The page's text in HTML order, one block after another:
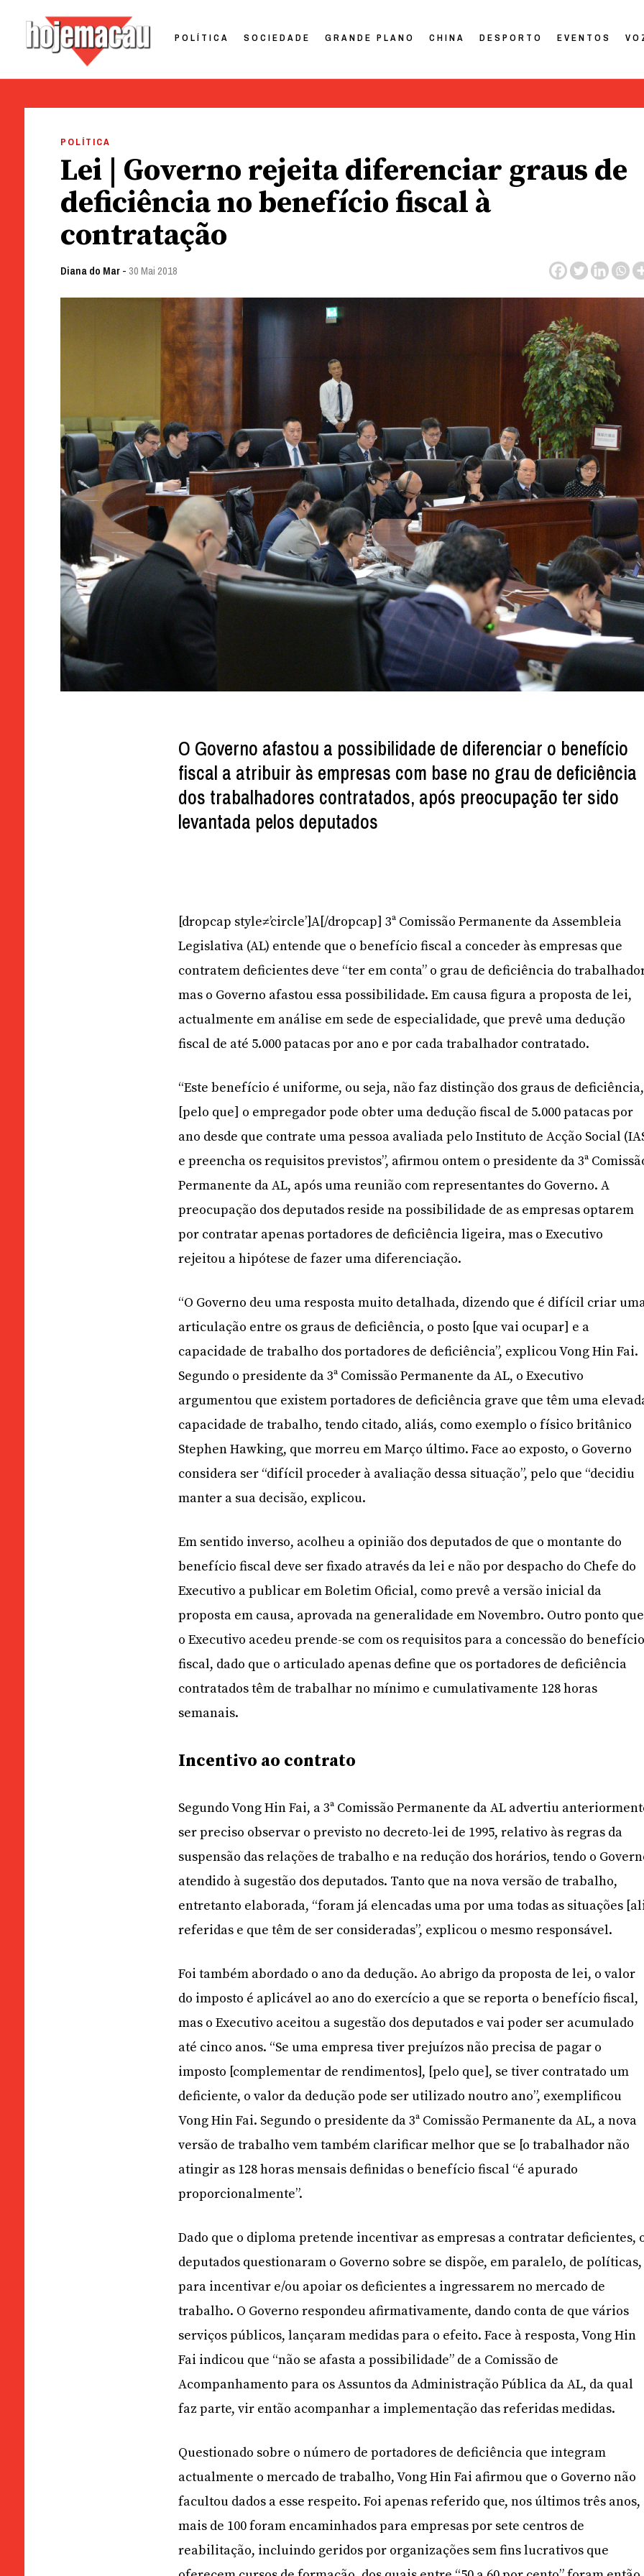
POLÍTICA SOCIEDADE GRANDE PLANO CHINA DESPORTO EVENTOS
POLÍTICA
Lei | Governo rejeita diferenciar graus de
deficiência no benefício fiscal à
contratação
Diana do Mar- 30 Mai 2018
O Governo afastou a possibilidade de diferenciar o benefício
fiscal a atribuir às empresas com base no grau de deficiência
dos trabalhadores contratados, após preocupação ter sido
levantada pelos deputados
[dropcap style≠’circle’]A[/dropcap] 3ª Comissão Permanente da Assembleia
Legislativa (AL) entende que o benefício fiscal a conceder às empresas que
contratem deficientes deve “ter em conta” o grau de deficiência do
mas o Governo afastou essa possibilidade. Em causa figura a proposta de lei,
actualmente em análise em sede de especialidade, que prevê uma dedução
fiscal de até 5.000 patacas por ano e por cada trabalhador contratado.
“Este benefício é uniforme, ou seja, não faz distinção dos graus de deficiência,
[pelo que] o empregador pode obter uma dedução fiscal de 5.000 patacas por
ano desde que contrate uma pessoa avaliada pelo Instituto de Acção Social
e preencha os requisitos previstos”, afirmou ontem o presidente da 3ª
Permanente da AL, após uma reunião com representantes do Governo. A
preocupação dos deputados reside na possibilidade de as empresas optarem
por contratar apenas portadores de deficiência ligeira, mas o Executivo
rejeitou a hipótese de fazer uma diferenciação.
“O Governo deu uma resposta muito detalhada, dizendo que é difícil criar
articulação entre os graus de deficiência, o posto [que vai ocupar] e a
capacidade de trabalho dos portadores de deficiência”, explicou Vong Hin Fai.
Segundo o presidente da 3ª Comissão Permanente da AL, o Executivo
argumentou que existem portadores de deficiência grave que têm uma
capacidade de trabalho, tendo citado, aliás, como exemplo o físico britânico
Stephen Hawking, que morreu em Março último. Face ao exposto, o Governo
considera ser “difícil proceder à avaliação dessa situação”, pelo que “decidiu
manter a sua decisão, explicou.
Em sentido inverso, acolheu a opinião dos deputados de que o montante do
benefício fiscal deve ser fixado através da lei e não por despacho do Chefe do
Executivo a publicar em Boletim Oficial, como prevê a versão inicial da
proposta em causa, aprovada na generalidade em Novembro. Outro ponto que
o Executivo acedeu prende-se com os requisitos para a concessão do
fiscal, dado que o articulado apenas define que os portadores de deficiência
contratados têm de trabalhar no mínimo e cumulativamente 128 horas
semanais.
Incentivo ao contrato
Segundo Vong Hin Fai, a 3ª Comissão Permanente da AL advertiu
ser preciso observar o previsto no decreto-lei de 1995, relativo às regras da
suspensão das relações de trabalho e na redução dos horários, tendo o
atendido à sugestão dos deputados. Tanto que na nova versão de trabalho,
entretanto elaborada, “foram já elencadas uma por uma todas as situações
referidas e que têm de ser consideradas”, explicou o mesmo responsável.
Foi também abordado o ano da dedução. Ao abrigo da proposta de lei, o valor
do imposto é aplicável ao ano do exercício a que se reporta o benefício fiscal,
mas o Executivo aceitou a sugestão dos deputados e vai poder ser acumulado
até cinco anos. “Se uma empresa tiver prejuízos não precisa de pagar o
imposto [complementar de rendimentos], [pelo que], se tiver contratado um
deficiente, o valor da dedução pode ser utilizado noutro ano”, exemplificou
Vong Hin Fai. Segundo o presidente da 3ª Comissão Permanente da AL, a nova
versão de trabalho vem também clarificar melhor que se [o trabalhador não
atingir as 128 horas mensais definidas o benefício fiscal “é apurado
proporcionalmente”.
Dado que o diploma pretende incentivar as empresas a contratar deficientes,
deputados questionaram o Governo sobre se dispõe, em paralelo, de políticas,
para incentivar e/ou apoiar os deficientes a ingressarem no mercado de
trabalho. O Governo respondeu afirmativamente, dando conta de que vários
serviços públicos, lançaram medidas para o efeito. Face à resposta, Vong Hin
Fai indicou que “não se afasta a possibilidade” de a Comissão de
Acompanhamento para os Assuntos da Administração Pública da AL, da qual
faz parte, vir então acompanhar a implementação das referidas medidas.
Questionado sobre o número de portadores de deficiência que integram
actualmente o mercado de trabalho, Vong Hin Fai afirmou que o Governo não
facultou dados a esse respeito. Foi apenas referido que, nos últimos três anos,
mais de 100 foram encaminhados para empresas por sete centros de
reabilitação, incluindo geridos por organizações sem fins lucrativos que